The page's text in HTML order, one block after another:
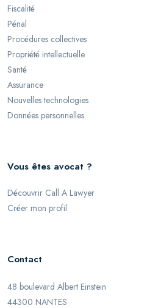
Fiscalité
Pénal
Procédures collectives
Propriété intellectuelle
Santé
Assurance
Nouvelles technologies
Données personnelles
Vous êtes avocat ?
Découvrir Call A Lawyer
Créer mon profil
Contact
48 boulevard Albert Einstein
44300 NANTES